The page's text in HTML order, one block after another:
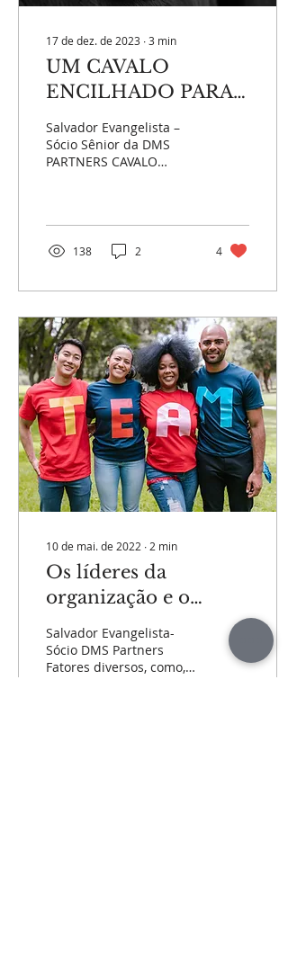
17 de dez. de 2023 ∙3 min
UM CAVALO
ENCILHADO PARA
O RH....E TEM
NOME: ESG
Salvador Evangelista –
Sócio Sênior da DMS
PARTNERS CAVALO
gaúcho é...
138 2 4
10 de mai. de 2022 ∙ 2 min
Os líderes da
organização e o
mundo pós-
pandemia
Salvador Evangelista-
Sócio DMS Partners
Fatores diversos, como,